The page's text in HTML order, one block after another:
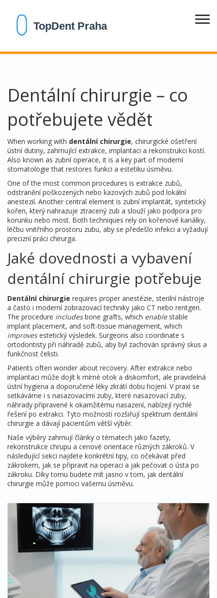
Dentální chirurgie – co
potřebujete vědět
When working with dentální chirurgie, chirurgické ošetření
ústní dutiny, zahrnující extrakce, implantaci a rekonstrukci kostí.
Also known as zubní operace, it is a key part of moderní
stomatologie that restores funkci a estetiku úsměvu.
One of the most common procedures is extrakce zubů,
odstranění poškozených nebo kazových zubů pod lokální
anestezií. Another central element is zubní implantát, syntetický
kořen, který nahrazuje ztracený zub a slouží jako podpora pro
korunku nebo most. Both techniques rely on kořenové kanálky,
léčbu vnitřního prostoru zubu, aby se předešlo infekci a vyžadují
precizní práci chirurga.
Jaké dovednosti a vybavení
dentální chirurgie potřebuje
Dentální chirurgie requires proper anestézie, sterilní nástroje
a často i moderní zobrazovací techniky jako CT nebo rentgen.
The procedure includesbone grafts, which enablestable
implant placement, and soft‑tissue management, which
improvesestetický výsledek. Surgeons also coordinate s
ortodontisty při náhradě zubů, aby byl zachován správný skus a
funkčnost čelisti.
Patients often wonder about recovery. After extrakce nebo
implantaci může dojít k mírné otok a diskomfort, ale pravidelná
ústní hygiena a doporučené léky zkrátí dobu hojení. V praxi se
setkáváme i s nasazovacími zuby, které nasazovací zuby,
náhrady připravené k okamžitému nasazení, nabízejí rychlé
řešení po extrakci. Tyto možnosti rozšiřují spektrum dentální
chirurgie a dávají pacientům větší výběr.
Naše výběry zahrnují články o tématech jako fazety,
rekonstrukce chrupu a cenové orientace různých zákroků. V
následující sekci najdete konkrétní tipy, co očekávat před
zákrokem, jak se připravit na operaci a jak pečovat o ústa po
zákroku. Díky tomu budete mít jasno v tom, jak dentální
chirurgie může pomoci vašemu úsměvu.